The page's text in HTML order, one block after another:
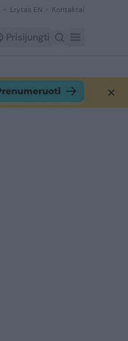
Lrytas EN Kontaktai
Prisijungti